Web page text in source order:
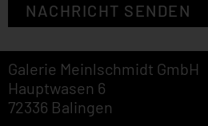
NACHRICHT SENDEN
Galerie Meinlschmidt GmbH
Hauptwasen 6
72336 Balingen